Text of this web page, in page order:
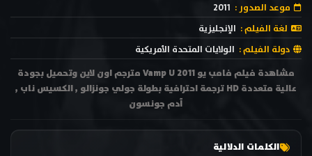
موعد الصدور : 2011
لغة الفيلم : الإنجليزية
دولة الفيلم : الولايات المتحدة الأمريكية
مشاهدة فيلم فامب يو Vamp U 2011 مترجم اون لاين وتحميل بجودة
عالية متعددة HD ترجمة احترافية بطولة جولي جونزالو , الكسيس ناب ,
آدم جونسون
الكلمات الدلالية